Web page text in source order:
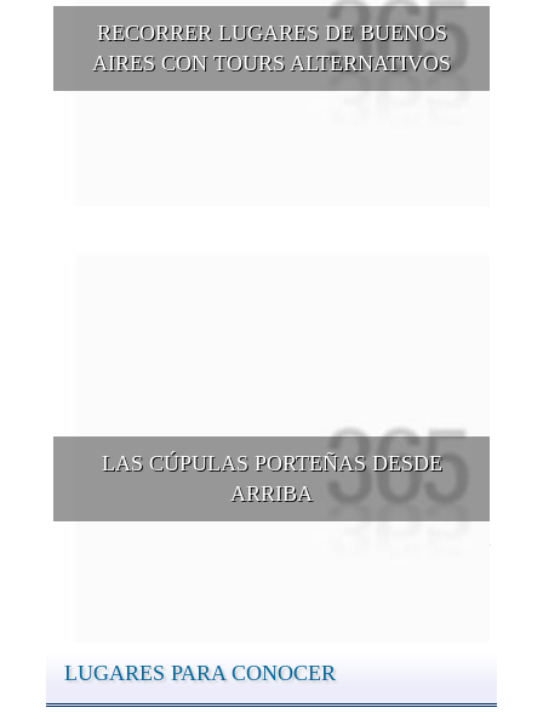
RECORRER LUGARES DE BUENOS
AIRES CON TOURS ALTERNATIVOS
LAS CÚPULAS PORTEÑAS DESDE
ARRIBA
LUGARES PARA CONOCER